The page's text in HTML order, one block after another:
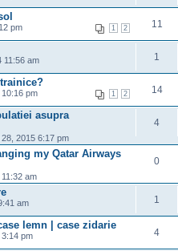
1 2
pm 11
11:56 am 1
1 2
pm 14
asupra
2015 6:17 pm
4
my Qatar Airways
am
0
am 1
lemn | case zidarie
pm 4